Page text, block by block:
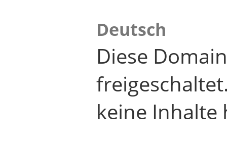
Deutsch
Diese
keine Inhalte